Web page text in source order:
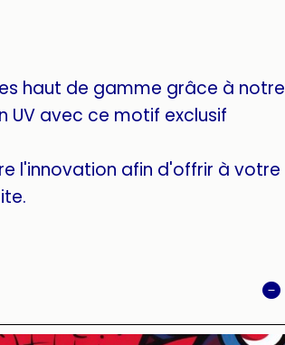
haut de gamme grâce à notre
UV avec ce motif exclusif
l'innovation afin d'offrir à votre